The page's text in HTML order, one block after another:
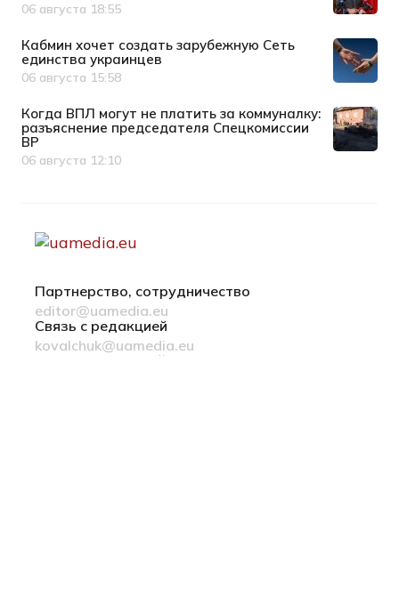
Дата публикации
06 августа 18:55
Кабмин хочет создать зарубежную Сеть
единства украинцев
Дата публикации
06 августа 15:58
Когда ВПЛ могут не платить за коммуналку:
разъяснение председателя Спецкомиссии
ВР
Дата публикации
06 августа 12:10
Партнерство, сотрудничество
editor@uamedia.eu
Связь с редакцией
kovalchuk@uamedia.eu
Новости компаний